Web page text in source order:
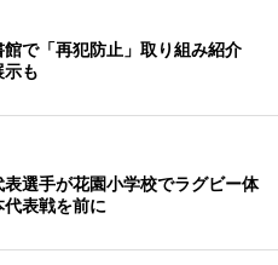
館で「再犯防止」取り組み紹介
示も
選手が花園小学校でラグビー体
表戦を前に